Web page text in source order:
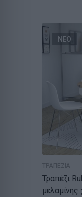
ΝΕΟ
ΤΡΑΠΕΖΙΑ
Τραπέζι Rubes